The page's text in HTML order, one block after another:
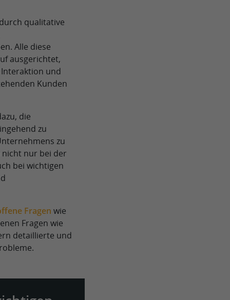
qualitative
Alle diese
ausgerichtet,
und
Kunden
die
zu
zu
nur bei der
bei wichtigen
Fragen wie
Fragen wie
detaillierte und